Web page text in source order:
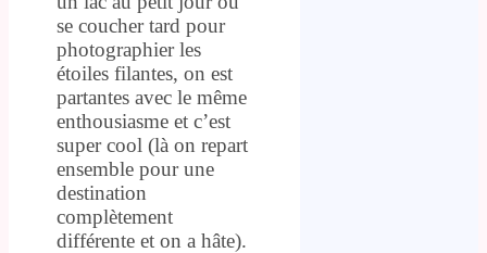
se coucher tard pour
photographier les
étoiles filantes, on est
partantes avec le même
enthousiasme et c’est
super cool (là on repart
ensemble pour une
destination
complètement
différente et on a hâte).